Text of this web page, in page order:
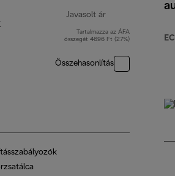
Javasolt ár
eredeti ár 32
Tartalmazza az ÁFA
összegét 4696 Ft (27%)
Összehasonlítás